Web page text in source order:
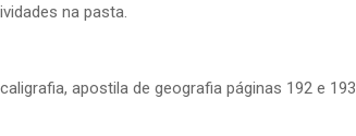
na pasta.
apostila de geografia páginas 192 e 193.